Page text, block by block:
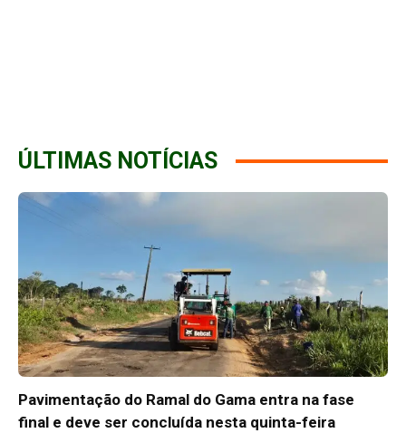
ÚLTIMAS NOTÍCIAS
Pavimentação do Ramal do Gama entra na fase
final e deve ser concluída nesta quinta-feira